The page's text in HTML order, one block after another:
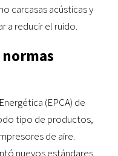
carcasas acústicas y
a reducir el ruido.
(EPCA) de
tipo de productos,
de aire.
nuevos estándares